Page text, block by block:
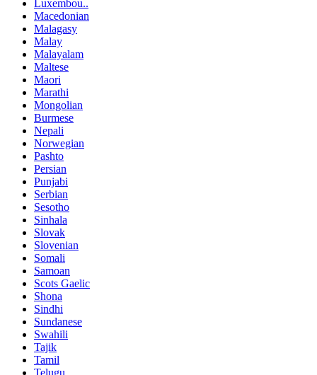
Luxembou..
Macedonian
Malagasy
Malay
Malayalam
Maltese
Maori
Marathi
Mongolian
Burmese
Nepali
Norwegian
Pashto
Persian
Punjabi
Serbian
Sesotho
Sinhala
Slovak
Slovenian
Somali
Samoan
Scots Gaelic
Shona
Sindhi
Sundanese
Swahili
Tajik
Tamil
Telugu